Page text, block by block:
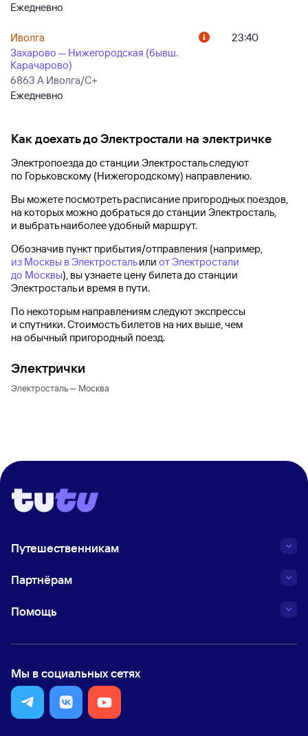
Ежедневно
Иволга
Захарово — Нижегородская (бывш.
Карачарово)
6863 А Иволга/С+
Ежедневно
23:40
Как доехать доЭлектростали на электричке
Электропоезда до станции Электростальследуют
по Горьковскому (Нижегородскому) направлению.
Вы можете посмотреть расписание пригородных поездов,
на которых можно добраться до станции Электросталь,
и выбрать наиболее удобный маршрут.
Обозначив пункт прибытия/отправления (например,
из Москвы в Электростальили от Электростали
до Москвы), вы узнаете цену билета до станции
Электростальи время в пути.
По некоторым направлениям следуют экспрессы
и спутники. Стоимость билетов на них выше, чем
на обычный пригородный поезд.
Электрички
Электросталь — Москва
Путешественникам
Партнёрам
Помощь
Мы в социальных сетях